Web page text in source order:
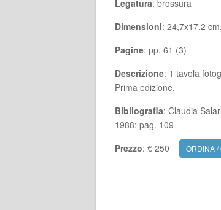
Legatura: brossura
Dimensioni: 24,7x17,2 cm.
Pagine: pp. 61 (3)
Descrizione: 1 tavola
Prima edizione.
Bibliografia: Claudia
1988: pag. 109
Prezzo: € 250 ORDINA /